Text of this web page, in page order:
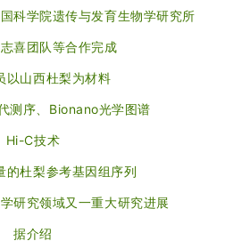
科学院遗传与发育生物学研究所
喜团队等合作完成
以山西杜梨为材料
测序、Bionano光学图谱
Hi-C技术
的杜梨参考基因组序列
研究领域又一重大研究进展
据介绍